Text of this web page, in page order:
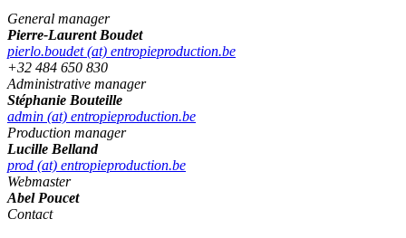
General manager
Pierre-Laurent Boudet
pierlo.boudet (at) entropieproduction.be
+32 484 650 830
Administrative manager
Stéphanie Bouteille
admin (at) entropieproduction.be
Production manager
Lucille Belland
prod (at) entropieproduction.be
Webmaster
Abel Poucet
Contact